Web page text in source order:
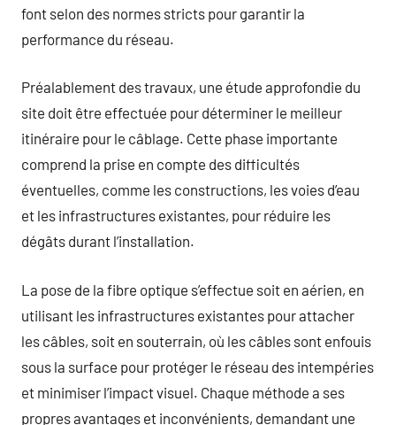
font selon des normes stricts pour garantir la
performance du réseau.
Préalablement des travaux, une étude approfondie du
site doit être effectuée pour déterminer le meilleur
itinéraire pour le câblage. Cette phase importante
comprend la prise en compte des difficultés
éventuelles, comme les constructions, les voies d’eau
et les infrastructures existantes, pour réduire les
dégâts durant l’installation.
La pose de la fibre optique s’effectue soit en aérien, en
utilisant les infrastructures existantes pour attacher
les câbles, soit en souterrain, où les câbles sont enfouis
sous la surface pour protéger le réseau des intempéries
et minimiser l’impact visuel. Chaque méthode a ses
propres avantages et inconvénients, demandant une